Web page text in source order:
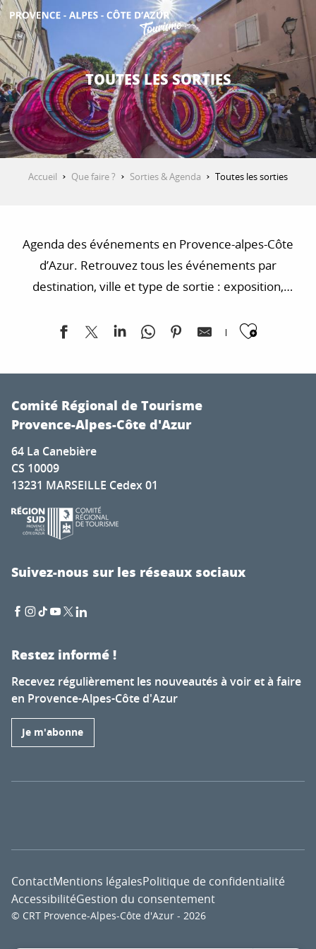
Aller
contenu
principal
DÉCOUVRIR
QUE FAIRE ?
SÉJOURNER
TOUTES LES SORTIES
Accueil Que faire ? Sorties & Agenda Toutes les sorties
Agenda des événements en Provence-alpes-Côte
d’Azur. Retrouvez tous les événements par
destination, ville et type de sortie : exposition,
Dégustation de produits locaux à La Ferme aux Saveurs
Festival Violoncelles en Folie
Whitestone Rock'Fest
Concerts gratuits - Soirées live music
Marché Provençal de Pierrefeu du Var
Les Éphémères : Buissonnières
Soirées Musicales - Les Vendredis et Samedis
Soirée année 80/90
Le marché du centre-ville
Exposition DécouVertes
Comité Régional de Tourisme
Provence-Alpes-Côte d'Azur
64 La Canebière
CS 10009
13231 MARSEILLE Cedex 01
Suivez-nous sur les réseaux sociaux
Restez informé !
Recevez régulièrement les nouveautés à voir et à faire
en Provence-Alpes-Côte d'Azur
Je m'abonne
© CRT Provence-Alpes-Côte d'Azur - 2026
ContactMentions légalesPolitique de confidentialité
AccessibilitéGestion du consentement